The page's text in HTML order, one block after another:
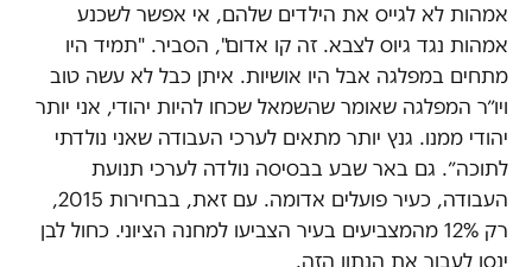
אמהות לא לגייס את הילדים שלהם, אי אפשר לשכנע
אמהות נגד גיוס לצבא. זה קו אדום", הסביר. "תמיד היו
מתחים במפלגה אבל היו אושיות. איתן כבל לא עשה טוב
ויו״ר המפלגה שאומר שהשמאל שכחו להיות יהודי, אני יותר
יהודי ממנו. גנץ יותר מתאים לערכי העבודה שאני נולדתי
לתוכה״. גם באר שבע בבסיסה נולדה לערכי תנועת
העבודה, כעיר פועלים אדומה. עם זאת, בבחירות 2015,
רק 12% מהמצביעים בעיר הצביעו למחנה הציוני. כחול לבן
ינסו לעבור את הנתון הזה.